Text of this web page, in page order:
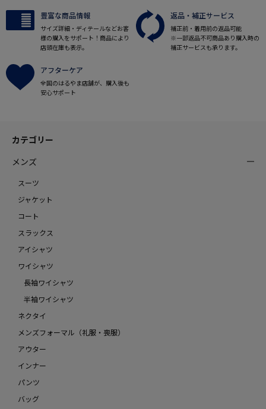
豊富な商品情報
サイズ詳細・ディテールなどお客
様の購入をサポート！商品により
店頭在庫も表示。
返品・補正サービス
補正前・着用前の返品可能
※一部返品不可商品あり購入時の
補正サービスも承ります。
アフターケア
全国のはるやま店舗が、購入後も
安心サポート
カテゴリー
メンズ
スーツ
ジャケット
コート
スラックス
アイシャツ
ワイシャツ
長袖ワイシャツ
半袖ワイシャツ
ネクタイ
メンズフォーマル（礼服・喪服）
アウター
インナー
パンツ
バッグ